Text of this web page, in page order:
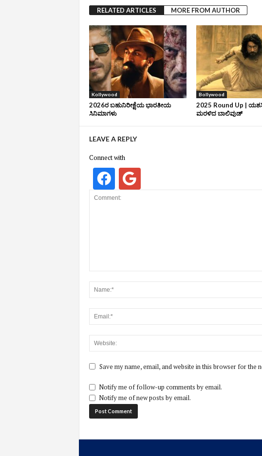
RELATED ARTICLES MORE FROM AUTHOR
Kollywood
2026ರ ಬಹುನಿರೀಕ್ಷೆಯ ಭಾರತೀಯ
ಸಿನಿಮಾಗಳು
Bollywood
2025 Round Up |
ಮರಳಿದ ಬಾಲಿವುಡ್‌
LEAVE A REPLY
Connect with
Save my name, email, and website in this browser for the
Notify me of follow-up comments by email.
Notify me of new posts by email.